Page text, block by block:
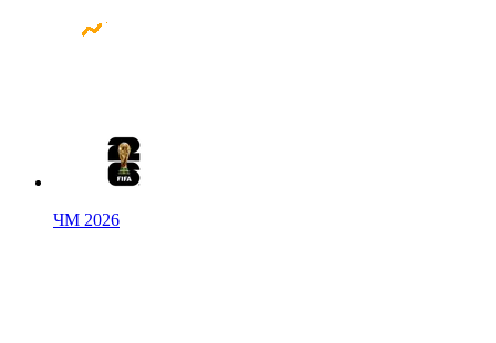
ЧМ 2026